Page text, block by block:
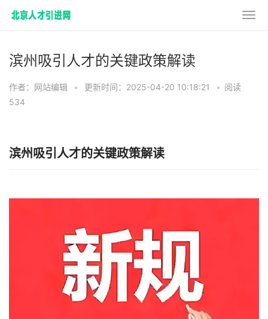
滨州吸引人才的关键政策解读
作者：网站编辑 • 更新时间：2025-04-20 10:18:21 • 阅读
534
滨州吸引人才的关键政策解读